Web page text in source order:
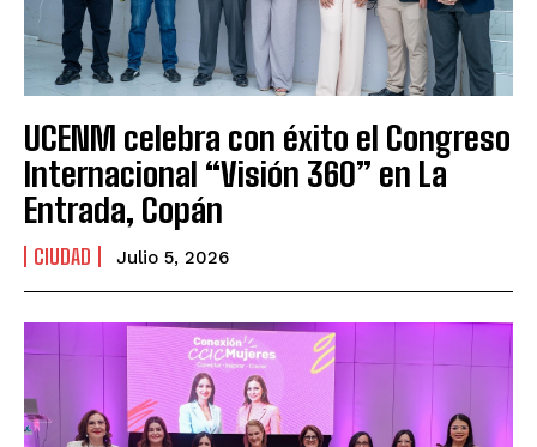
UCENM celebra con éxito el Congreso
Internacional “Visión 360” en La
Entrada, Copán
CIUDAD Julio 5, 2026